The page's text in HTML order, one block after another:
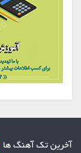
آخرین تک آهنگ ها